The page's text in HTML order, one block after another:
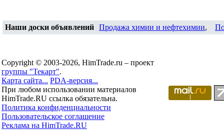
Наши доски объявлений Продажа химии и нефтехимии,
Copyright © 2003-2026, HimTrade.ru – проект
группы "Текарт".
Карта сайта... PDA-версия...
При любом использовании материалов
HimTrade.RU ссылка обязательна.
Политика конфиденциальности
Пользовательское соглашение
Реклама на HimTrade.RU